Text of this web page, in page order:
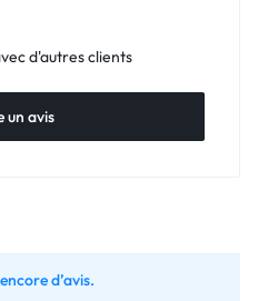
d'autres clients
un avis
d’avis.